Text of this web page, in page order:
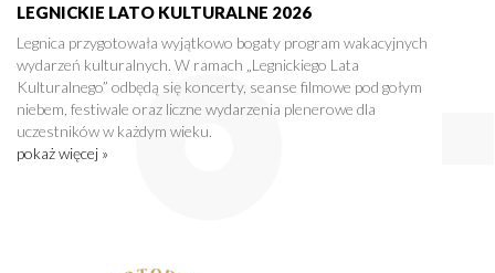
LEGNICKIE LATO KULTURALNE 2026
Legnica przygotowała wyjątkowo bogaty program wakacyjnych
wydarzeń kulturalnych. W ramach „Legnickiego Lata
Kulturalnego” odbędą się koncerty, seanse filmowe pod gołym
niebem, festiwale oraz liczne wydarzenia plenerowe dla
uczestników w każdym wieku.
pokaż więcej »